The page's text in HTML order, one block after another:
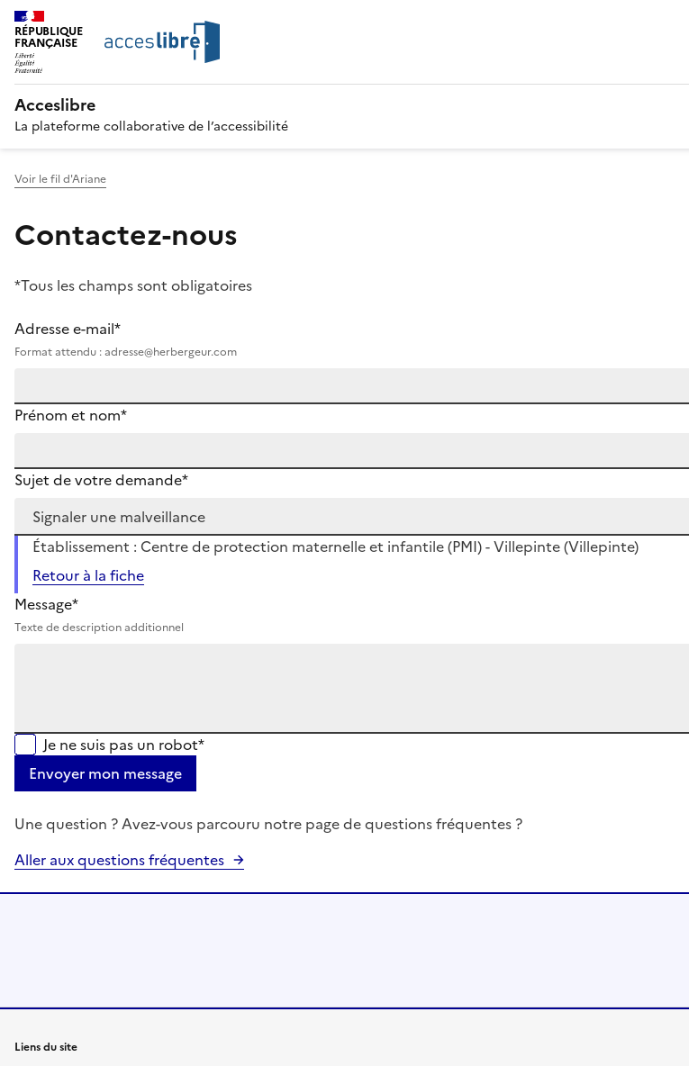
RÉPUBLIQUE
FRANÇAISE
Acceslibre
La plateforme collaborative de l’accessibilité
Voir le fil d'Ariane
Contactez-nous
*Tous les champs sont obligatoires
Adresse e-mail*
Format attendu : adresse@herbergeur.com
Prénom et nom*
Sujet de votre demande*
Établissement : Centre de protection maternelle et infantile (PMI) - Villepinte (Villepinte)
Retour à la fiche
Message*
Texte de description additionnel
Je ne suis pas un robot*
Envoyer mon message
Une question ? Avez-vous parcouru notre page de questions fréquentes ?
Aller aux questions fréquentes
Liens du site